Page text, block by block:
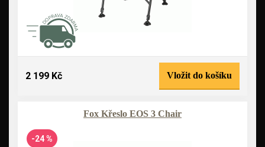
2 199 Kč Vložit do košíku
Fox Křeslo EOS 3 Chair
-24 %